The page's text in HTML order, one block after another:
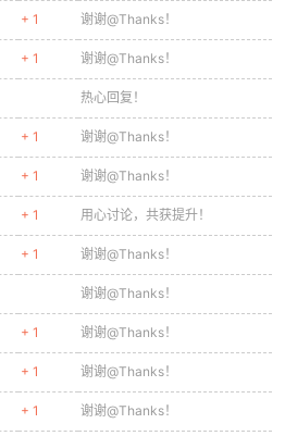
+ 1 谢谢@Thanks！
+ 1 谢谢@Thanks！
热心回复！
+ 1 谢谢@Thanks！
+ 1 谢谢@Thanks！
+ 1 用心讨论，共获提升！
+ 1 谢谢@Thanks！
谢谢@Thanks！
+ 1 谢谢@Thanks！
+ 1 谢谢@Thanks！
+ 1 谢谢@Thanks！